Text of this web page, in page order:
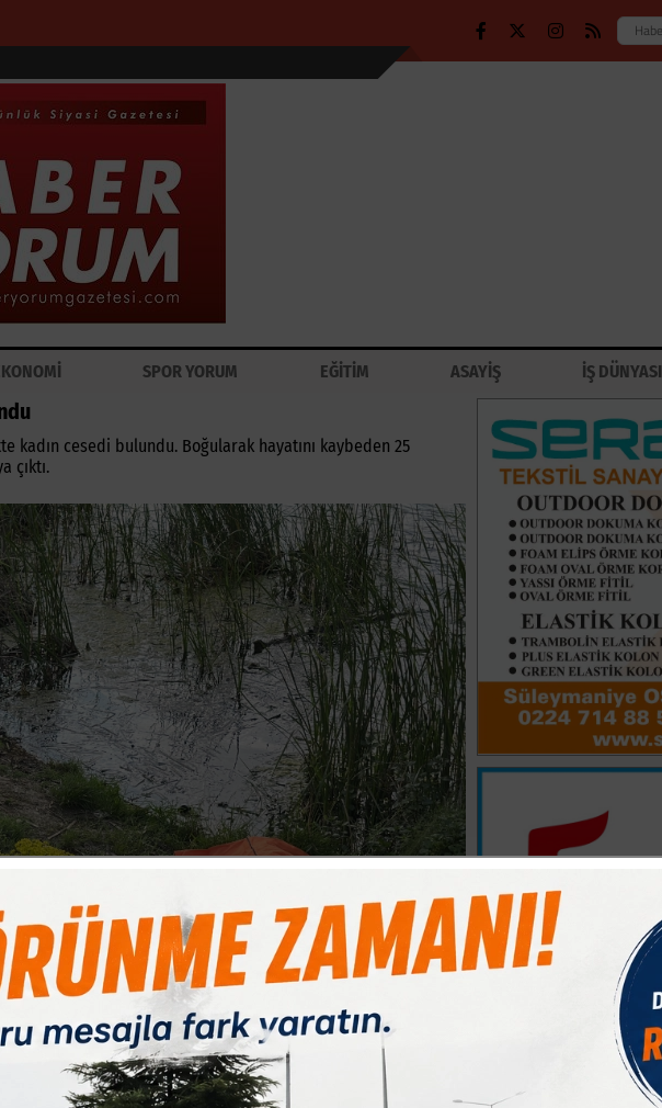
SPOR YORUM EĞİTİM ASAYİŞ İŞ DÜNYASI
kadın cesedi bulundu. Boğularak hayatını kaybeden 25
çıktı.
Paylas Paylas Paylas